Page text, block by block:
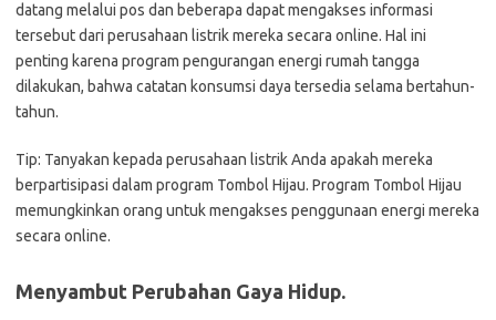
datang melalui pos dan beberapa dapat mengakses informasi
tersebut dari perusahaan listrik mereka secara online. Hal ini
penting karena program pengurangan energi rumah tangga
dilakukan, bahwa catatan konsumsi daya tersedia selama bertahun-
tahun.
Tip: Tanyakan kepada perusahaan listrik Anda apakah mereka
berpartisipasi dalam program Tombol Hijau. Program Tombol Hijau
memungkinkan orang untuk mengakses penggunaan energi mereka
secara online.
Menyambut Perubahan Gaya Hidup.